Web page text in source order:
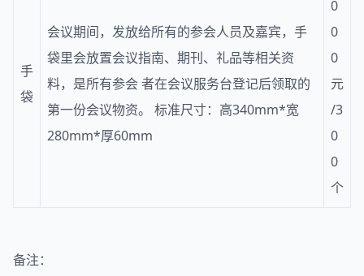
手
袋
会议期间，发放给所有的参会人员及嘉宾，手
袋里会放置会议指南、期刊、礼品等相关资
料，是所有参会 者在会议服务台登记后领取的
第一份会议物资。 标准尺寸：高340mm*宽
280mm*厚60mm
0
0
0
元
/3
0
0
个
备注：